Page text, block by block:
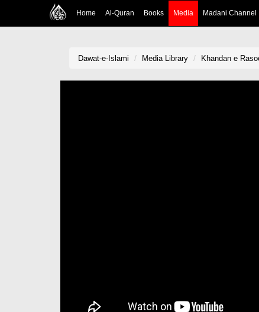
Home Al-Quran Books Media Madani Channel
Dawat-e-Islami Media Library